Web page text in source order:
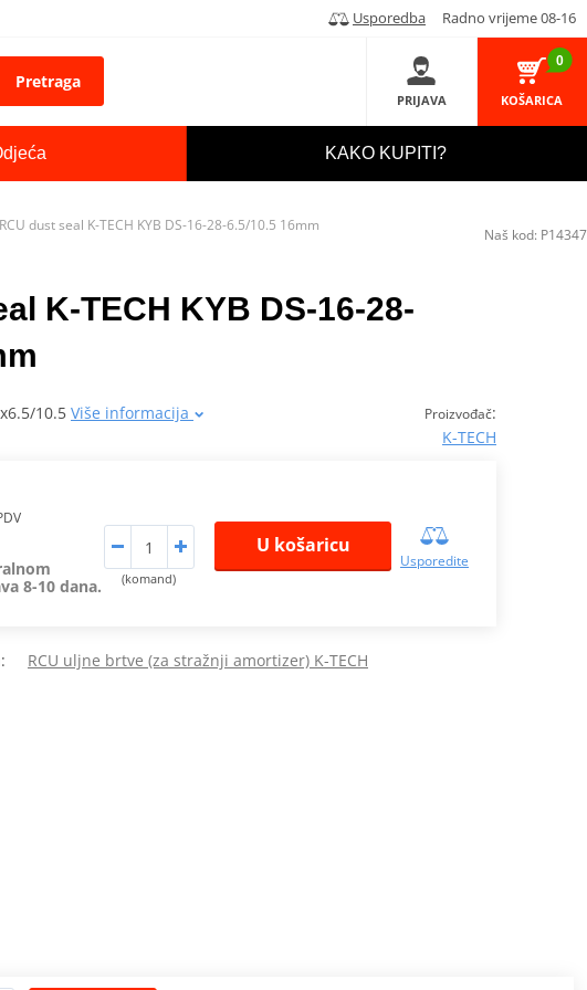
Usporedba Radno vrijeme 08-16
Pretraga
PRIJAVA
0
KOŠARICA
KAKO KUPITI?
RCU dust seal K-TECH KYB DS-16-28-6.5/10.5 16mm
K-TECH KYB DS-16-28-
Proizvođač:
K-TECH
10.5 Više informacija
8-10 dana.
(komand)
U košaricu
Usporedite
RCU uljne brtve (za stražnji amortizer) K-TECH
Naš kod: P14347